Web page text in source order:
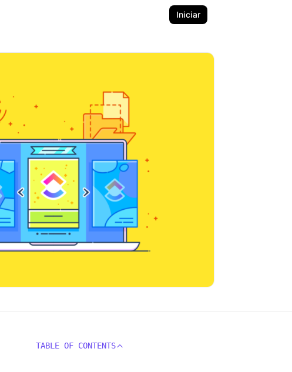
Iniciar
TABLE OF CONTENTS